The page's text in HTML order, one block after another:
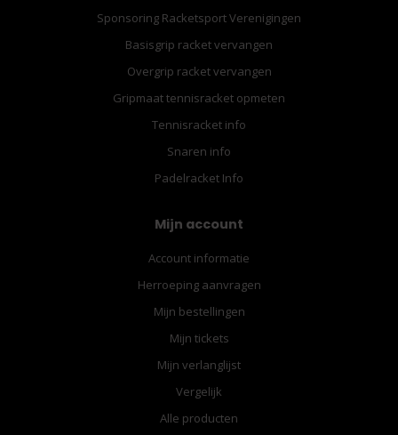
Sponsoring Racketsport Verenigingen
Basisgrip racket vervangen
Overgrip racket vervangen
Gripmaat tennisracket opmeten
Tennisracket info
Snaren info
Padelracket Info
Mijn account
Account informatie
Herroeping aanvragen
Mijn bestellingen
Mijn tickets
Mijn verlanglijst
Vergelijk
Alle producten